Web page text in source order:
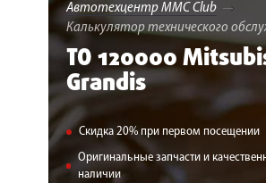
ГАРАНТИИ
О СЕРВИСЕ
АКЦИИ
УСЛУГИ
Автотехцентр MMC Club
Калькулятор технического
ТО 120000
Grandis
Скидка 20% при первом посещении
Оригинальные запчасти и
наличии